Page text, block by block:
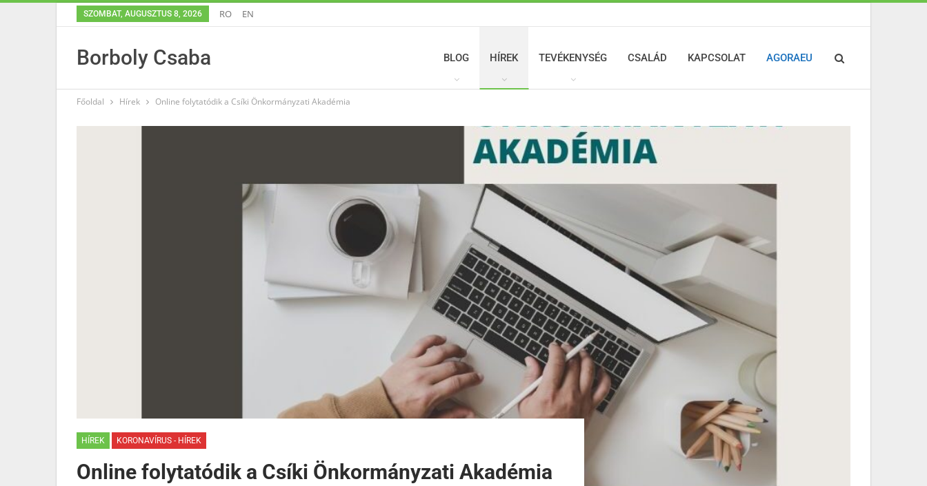
SZOMBAT, AUGUSZTUS 8, 2026 RO EN
Borboly Csaba BLOG HÍREK TEVÉKENYSÉG CSALÁD KAPCSOLAT AGORAEU
Főoldal Hírek Online folytatódik a Csíki Önkormányzati Akadémia
HÍREK KORONAVÍRUS - HÍREK
Online folytatódik a Csíki Önkormányzati Akadémia